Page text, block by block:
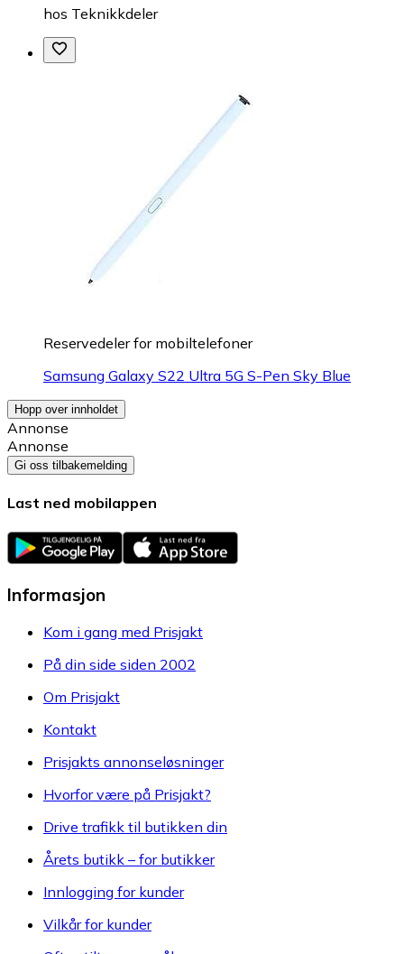
hos Teknikkdeler
Reservedeler for mobiltelefoner
Samsung Galaxy S22 Ultra 5G S-Pen Sky Blue
Hopp over innholdet
Annonse
Annonse
Gi oss tilbakemelding
Last ned mobilappen
Informasjon
Kom i gang med Prisjakt
På din side siden 2002
Om Prisjakt
Kontakt
Prisjakts annonseløsninger
Hvorfor være på Prisjakt?
Drive trafikk til butikken din
Årets butikk – for butikker
Innlogging for kunder
Vilkår for kunder